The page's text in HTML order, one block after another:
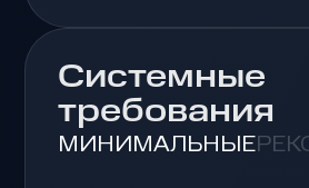
Системные
требования
МИНИМАЛЬНЫЕ